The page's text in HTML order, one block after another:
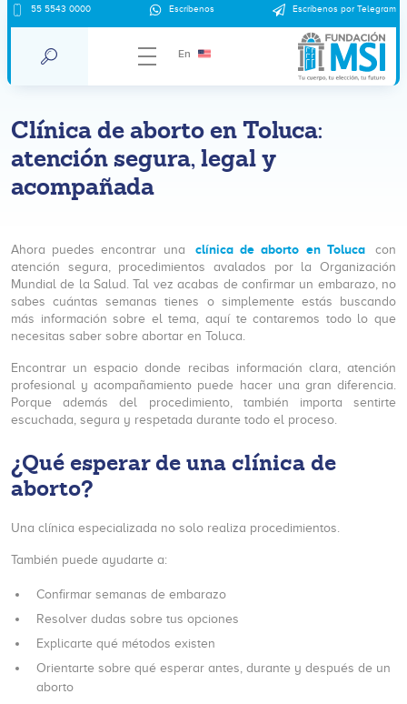
55 5543 0000 Escríbenos Escríbenos por Telegram
En
Clínica de aborto en Toluca:
atención segura, legal y
acompañada
Ahora puedes encontrar una clínica de aborto en Toluca
con
atención segura, procedimientos avalados por la Organización
Mundial de la Salud. Tal vez acabas de confirmar un embarazo, no
sabes cuántas semanas tienes o simplemente estás buscando
más información sobre el tema, aquí te contaremos todo lo que
necesitas saber sobre abortar en Toluca.
Encontrar un espacio donde recibas información clara, atención
profesional y acompañamiento puede hacer una gran diferencia.
Porque además del procedimiento, también importa sentirte
escuchada, segura y respetada durante todo el proceso.
¿Qué esperar de una clínica de
aborto?
Una clínica especializada no solo realiza procedimientos.
También puede ayudarte a:
Confirmar semanas de embarazo
Resolver dudas sobre tus opciones
Explicarte qué métodos existen
Orientarte sobre qué esperar antes, durante y después de un
aborto